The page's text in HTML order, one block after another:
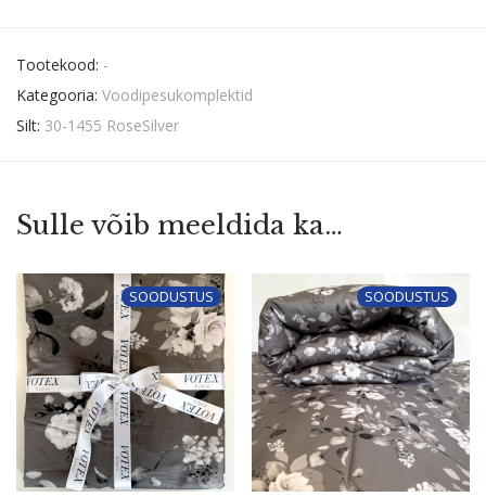
Tootekood: -
Kategooria: Voodipesukomplektid
Silt: 30-1455 RoseSilver
Sulle võib meeldida ka…
SOODUSTUS SOODUSTUS